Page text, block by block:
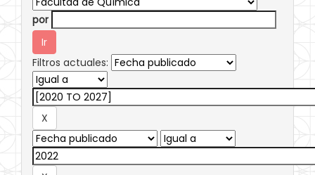
por
Filtros actuales: